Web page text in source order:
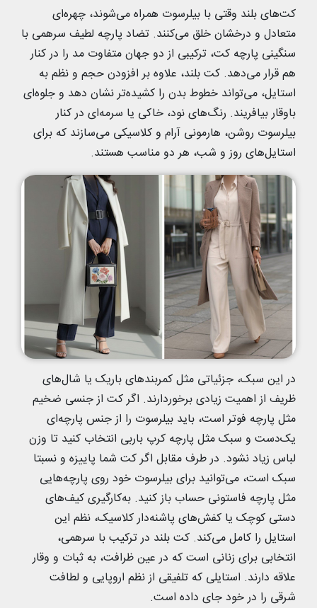
کت‌های بلند وقتی با بیلرسوت همراه می‌شوند، چهره‌ای
متعادل و درخشان خلق می‌کنند. تضاد پارچه‌ لطیف سرهمی با
سنگینی پارچه‌ کت، ترکیبی از دو جهان متفاوت مد را در کنار
هم قرار می‌دهد. کت بلند، علاوه بر افزودن حجم و نظم به
استایل، می‌تواند خطوط بدن را کشیده‌تر نشان دهد و جلوه‌ای
باوقار بیافریند. رنگ‌های نود، خاکی یا سرمه‌ای در کنار
بیلرسوت روشن، هارمونی آرام و کلاسیکی می‌سازند که برای
استایل‌های روز و شب، هر دو مناسب هستند.
در این سبک، جزئیاتی مثل کمربندهای باریک یا شال‌های
ظریف از اهمیت زیادی برخوردارند. اگر کت از جنسی ضخیم
مثل پارچه فوتر است، باید بیلرسوت را از جنس پارچه‌ای
یک‌دست و سبک مثل پارچه کرپ باربی انتخاب کنید تا وزن
لباس زیاد نشود. در طرف مقابل اگر کت شما پاییزه و نسبتا
سبک است، می‌توانید برای بیلرسوت خود روی پارچه‌هایی
مثل پارچه فاستونی حساب باز کنید. به‌کارگیری کیف‌های
دستی کوچک یا کفش‌های پاشنه‌دار کلاسیک، نظم این
استایل را کامل می‌کند. کت بلند در ترکیب با سرهمی،
انتخابی برای زنانی است که در عین ظرافت، به ثبات و وقار
علاقه دارند. استایلی که تلفیقی از نظم اروپایی و لطافت
شرقی را در خود جای داده است.